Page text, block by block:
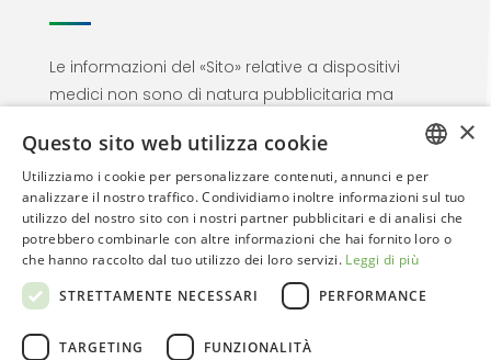
Le informazioni del «Sito» relative a dispositivi
medici non sono di natura pubblicitaria ma
personale medico. Proseguendo nella
navigazione l’utente dichiara di essere un
Professionista dell’area sanitaria
ITALIAN
ENGLISH
×
Questo sito web utilizza cookie
Utilizziamo i cookie per personalizzare contenuti, annunci e per
analizzare il nostro traffico. Condividiamo inoltre informazioni sul tuo
utilizzo del nostro sito con i nostri partner pubblicitari e di analisi che
potrebbero combinarle con altre informazioni che hai fornito loro o
che hanno raccolto dal tuo utilizzo dei loro servizi. Leggi di più
STRETTAMENTE NECESSARI
PERFORMANCE
TARGETING FUNZIONALITÀ